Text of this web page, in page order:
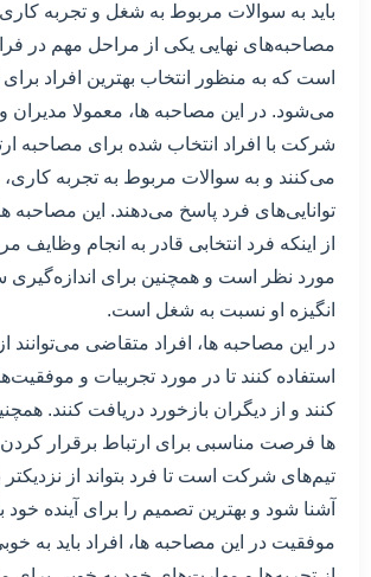
باید به سوالات مربوط به شغل و تجربه
مصاحبه‌های نهایی یکی از مراحل مهم در
است که به منظور انتخاب بهترین افراد
می‌شود. در این مصاحبه ها، معمولا
شرکت با افراد انتخاب شده برای مصاحبه
می‌کنند و به سوالات مربوط به تجربه
توانایی‌های فرد پاسخ می‌دهند. این مصاحبه
از اینکه فرد انتخابی قادر به انجام وظایف
مورد نظر است و همچنین برای اندازه‌گیری
انگیزه او نسبت به شغل است.
در این مصاحبه ها، افراد متقاضی
استفاده کنند تا در مورد تجربیات و
کنند و از دیگران بازخورد دریافت کنند.
ها فرصت مناسبی برای ارتباط برقرار کردن
تیم‌های شرکت است تا فرد بتواند از نزدیکتر
آشنا شود و بهترین تصمیم را برای آینده خود
موفقیت در این مصاحبه ها، افراد باید به